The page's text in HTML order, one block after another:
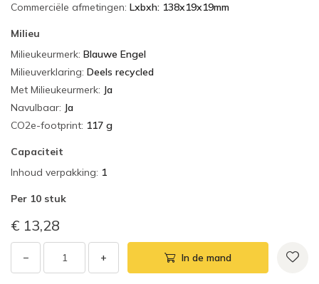
Commerciële afmetingen: Lxbxh: 138x19x19mm
Milieu
Milieukeurmerk: Blauwe Engel
Milieuverklaring: Deels recycled
Met Milieukeurmerk: Ja
Navulbaar: Ja
CO2e-footprint: 117 g
Capaciteit
Inhoud verpakking: 1
Per 10 stuk
€ 13,28
− + In de mand